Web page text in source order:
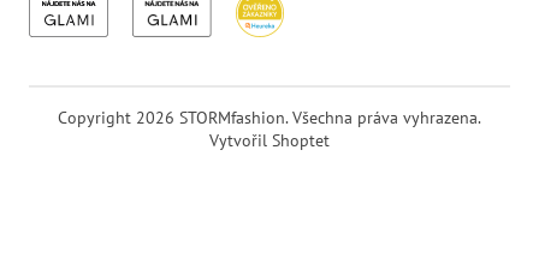
Vytvořil Shoptet
Copyright 2026 STORMfashion. Všechna práva vyhrazena.